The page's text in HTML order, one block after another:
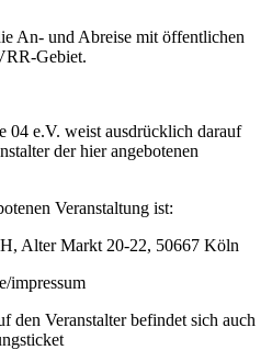
An- und Abreise mit öffentlichen
Gebiet.
04 e.V. weist ausdrücklich darauf
der hier angebotenen
Veranstaltung ist:
Alter Markt 20-22, 50667 Köln
impressum
den Veranstalter befindet sich auch